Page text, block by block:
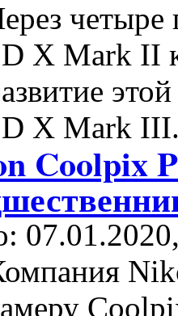
четыре
X Mark II
X Mark
Coolpix